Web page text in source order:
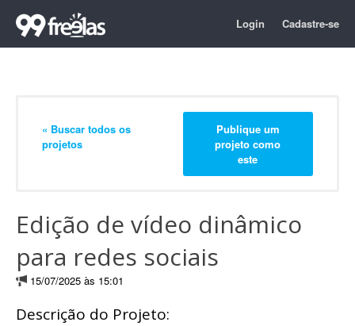
Login Cadastre-se
« Buscar todos os
projetos
Publique um
projeto como
este
Edição de vídeo dinâmico
para redes sociais
15/07/2025 às 15:01
Descrição do Projeto: